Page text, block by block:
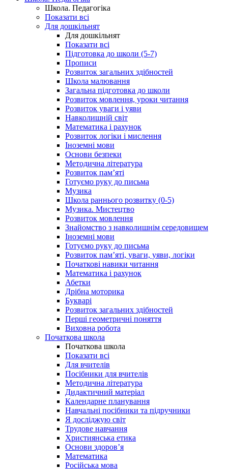
Школа. Педагогіка
Показати всі
Для дошкільнят
Для дошкільнят
Показати всі
Підготовка до школи (5-7)
Прописи
Розвиток загальних здібностей
Школа малювання
Загальна підготовка до школи
Розвиток мовлення, уроки читання
Розвиток уваги і уяви
Навколишній світ
Математика і рахунок
Розвиток логіки і мислення
Іноземні мови
Основи безпеки
Методична література
Розвиток пам’яті
Готуємо руку до письма
Музика
Школа раннього розвитку (0-5)
Музика. Мистецтво
Розвиток мовлення
Знайомство з навколишнім середовищем
Іноземні мови
Готуємо руку до письма
Розвиток пам’яті, уваги, уяви, логіки
Початкові навики читання
Математика і рахунок
Абетки
Дрібна моторика
Букварі
Розвиток загальних здібностей
Перші геометричні поняття
Виховна робота
Початкова школа
Початкова школа
Показати всі
Для вчителів
Посібники для вчителів
Методична література
Дидактичний матеріал
Календарне планування
Навчальні посібники та підручники
Я досліджую світ
Трудове навчання
Християнська етика
Основи здоров’я
Математика
Російська мова